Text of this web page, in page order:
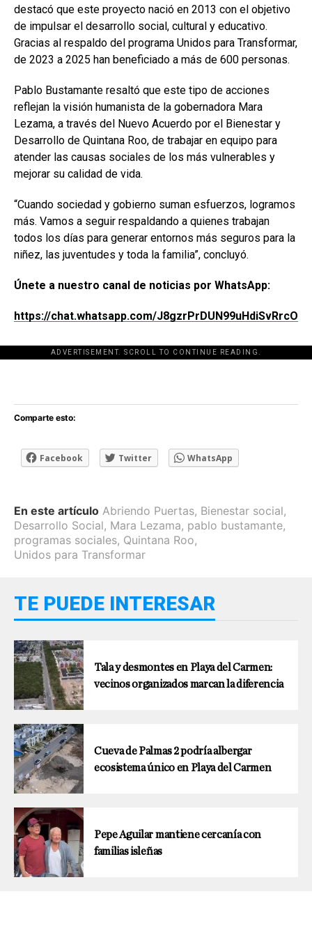
destacó que este proyecto nació en 2013 con el objetivo
de impulsar el desarrollo social, cultural y educativo.
Gracias al respaldo del programa Unidos para Transformar,
de 2023 a 2025 han beneficiado a más de 600 personas.
Pablo Bustamante resaltó que este tipo de acciones
reflejan la visión humanista de la gobernadora Mara
Lezama, a través del Nuevo Acuerdo por el Bienestar y
Desarrollo de Quintana Roo, de trabajar en equipo para
atender las causas sociales de los más vulnerables y
mejorar su calidad de vida.
“Cuando sociedad y gobierno suman esfuerzos, logramos
más. Vamos a seguir respaldando a quienes trabajan
todos los días para generar entornos más seguros para la
niñez, las juventudes y toda la familia”, concluyó.
Únete a nuestro canal de noticias por WhatsApp:
https://chat.whatsapp.com/J8gzrPrDUN99uHdiSvRrcO
ADVERTISEMENT. SCROLL TO CONTINUE READING.
[adsforwp id="243463"]
Comparte esto:
Facebook Twitter WhatsApp
En este artículo Abriendo Puertas, Bienestar social,
Desarrollo Social, Mara Lezama, pablo bustamante,
programas sociales, Quintana Roo,
Unidos para Transformar
TE PUEDE INTERESAR
Tala y desmontes en Playa del Carmen:
vecinos organizados marcan la diferencia
Cueva de Palmas 2 podría albergar
ecosistema único en Playa del Carmen
Pepe Aguilar mantiene cercanía con
familias isleñas